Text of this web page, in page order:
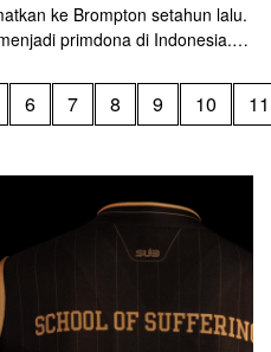
ke Brompton setahun lalu.
primdona di Indonesia.
6 7 8 9 10 11